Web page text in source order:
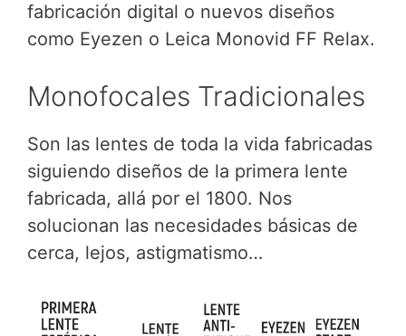
fabricación digital o nuevos diseños
como Eyezen o Leica Monovid FF Relax.
Monofocales Tradicionales
Son las lentes de toda la vida fabricadas
siguiendo diseños de la primera lente
fabricada, allá por el 1800. Nos
solucionan las necesidades básicas de
cerca, lejos, astigmatismo…